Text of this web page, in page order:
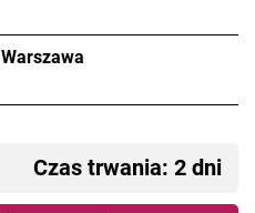
Warszawa
Czas trwania: 2 dni